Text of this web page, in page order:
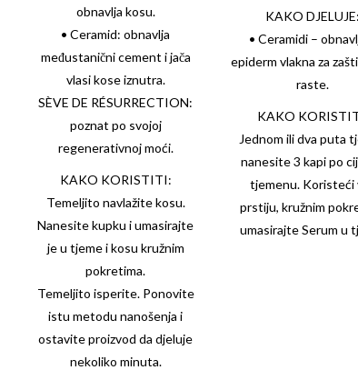
obnavlja kosu.
• Ceramid: obnavlja
međustanični cement i jača
vlasi kose iznutra.
SÈVE DE RÉSURRECTION:
poznat po svojoj
regenerativnoj moći.
KAKO KORISTITI:
Temeljito navlažite kosu.
Nanesite kupku i umasirajte
je u tjeme i kosu kružnim
pokretima.
Temeljito isperite. Ponovite
istu metodu nanošenja i
ostavite proizvod da djeluje
nekoliko minuta.
KAKO DJELUJE:
• Ceramidi –
epiderm vlakna za
raste.
KAKO
Jednom ili dva puta
nanesite 3 kapi po
tjemenu. Koristeći
prstiju, kružnim
umasirajte Serum u